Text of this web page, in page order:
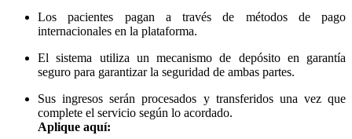
Los pacientes pagan a través de métodos de pago
internacionales en la plataforma.
El sistema utiliza un mecanismo de depósito en garantía
seguro para garantizar la seguridad de ambas partes.
Sus ingresos serán procesados ​​y transferidos una vez que
complete el servicio según lo acordado.
Aplique aquí: